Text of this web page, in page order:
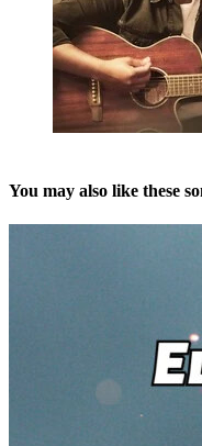
You may also like these